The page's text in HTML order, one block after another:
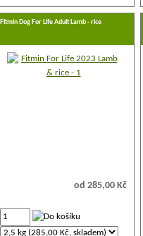
Fitmin Dog For Life Adult Lamb - rice
od 285,00 Kč